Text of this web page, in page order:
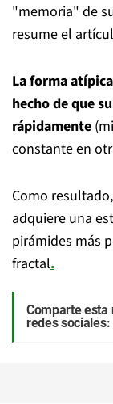
"memoria" de
resume el
La forma
hecho de que
rápidamente
constante en
Como
adquiere una
pirámides más
fractal.
Comparte esta
redes sociales: